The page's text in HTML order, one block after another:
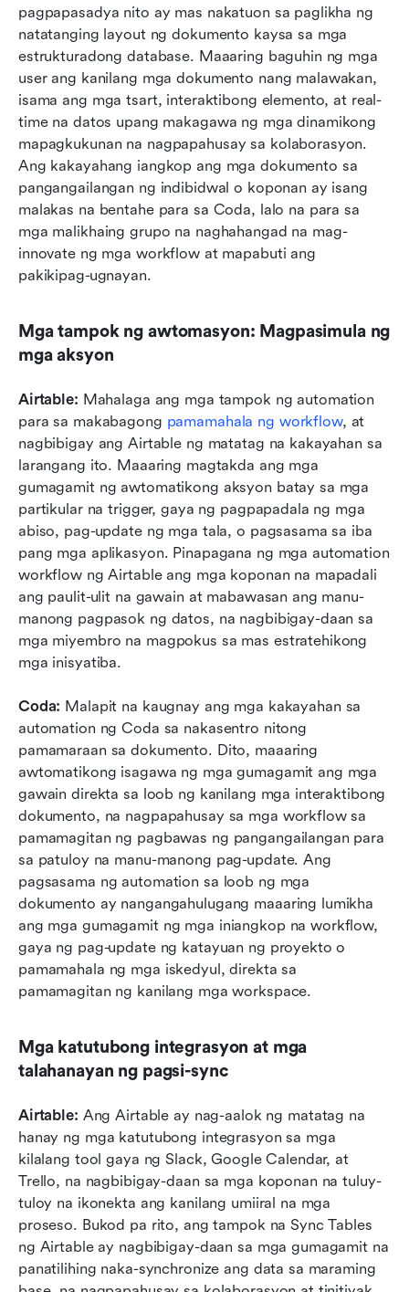
pagpapasadya nito ay mas nakatuon sa paglikha ng
natatanging layout ng dokumento kaysa sa mga
estrukturadong database. Maaaring baguhin ng mga
user ang kanilang mga dokumento nang malawakan,
isama ang mga tsart, interaktibong elemento, at real-
time na datos upang makagawa ng mga dinamikong
mapagkukunan na nagpapahusay sa kolaborasyon.
Ang kakayahang iangkop ang mga dokumento sa
pangangailangan ng indibidwal o koponan ay isang
malakas na bentahe para sa Coda, lalo na para sa
mga malikhaing grupo na naghahangad na mag-
innovate ng mga workflow at mapabuti ang
pakikipag-ugnayan.
Mga tampok ng awtomasyon: Magpasimula ng
mga aksyon
Airtable: Mahalaga ang mga tampok ng automation
para sa makabagong pamamahala ng workflow, at
nagbibigay ang Airtable ng matatag na kakayahan sa
larangang ito. Maaaring magtakda ang mga
gumagamit ng awtomatikong aksyon batay sa mga
partikular na trigger, gaya ng pagpapadala ng mga
abiso, pag-update ng mga tala, o pagsasama sa iba
pang mga aplikasyon. Pinapagana ng mga automation
workflow ng Airtable ang mga koponan na mapadali
ang paulit-ulit na gawain at mabawasan ang manu-
manong pagpasok ng datos, na nagbibigay-daan sa
mga miyembro na magpokus sa mas estratehikong
mga inisyatiba.
Coda: Malapit na kaugnay ang mga kakayahan sa
automation ng Coda sa nakasentro nitong
pamamaraan sa dokumento. Dito, maaaring
awtomatikong isagawa ng mga gumagamit ang mga
gawain direkta sa loob ng kanilang mga interaktibong
dokumento, na nagpapahusay sa mga workflow sa
pamamagitan ng pagbawas ng pangangailangan para
sa patuloy na manu-manong pag-update. Ang
pagsasama ng automation sa loob ng mga
dokumento ay nangangahulugang maaaring lumikha
ang mga gumagamit ng mga iniangkop na workflow,
gaya ng pag-update ng katayuan ng proyekto o
pamamahala ng mga iskedyul, direkta sa
pamamagitan ng kanilang mga workspace.
Mga katutubong integrasyon at mga
talahanayan ng pagsi-sync
Airtable: Ang Airtable ay nag-aalok ng matatag na
hanay ng mga katutubong integrasyon sa mga
kilalang tool gaya ng Slack, Google Calendar, at
Trello, na nagbibigay-daan sa mga koponan na tuluy-
tuloy na ikonekta ang kanilang umiiral na mga
proseso. Bukod pa rito, ang tampok na Sync Tables
ng Airtable ay nagbibigay-daan sa mga gumagamit na
panatilihing naka-synchronize ang data sa maraming